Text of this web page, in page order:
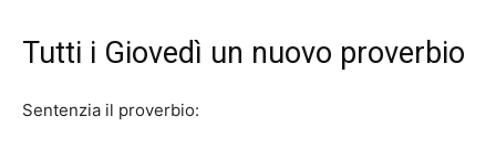
Tutti i Giovedì un nuovo proverbio
Sentenzia il proverbio: